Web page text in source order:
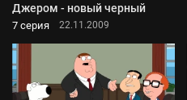
Джером - новый черный
7 серия 22.11.2009